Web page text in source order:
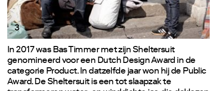
3
In 2017 was Bas Timmer met zijn Sheltersuit
genomineerd voor een Dutch Design Award in de
categorie Product. In datzelfde jaar won hij de Public
Award. De Sheltersuit is een tot slaapzak te